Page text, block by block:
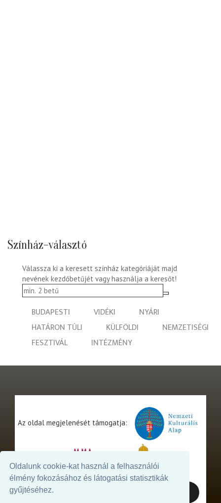
Oldalunk cookie-kat használ a felhasználói
élmény fokozásához és látogatási statisztikák
gyűjtéséhez.
Színház-választó
Válassza ki a keresett színház kategóriáját majd
nevének kezdőbetűjét vagy használja a keresőt!
BUDAPESTI VIDÉKI
NYÁRI
HATÁRON TÚLI
KÜLFÖLDI
NEMZETISÉGI
FESZTIVÁL
INTÉZMÉNY
Az oldal megjelenését támogatja: